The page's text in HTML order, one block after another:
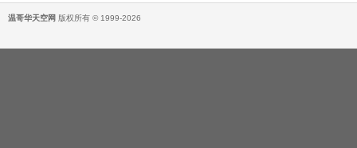
温哥华天空网 版权所有 © 1999-2026